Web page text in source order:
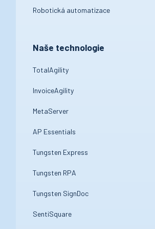
Robotická automatizace
Naše technologie
TotalAgility
InvoiceAgility
MetaServer
AP Essentials
Tungsten Express
Tungsten RPA
Tungsten SignDoc
SentiSquare